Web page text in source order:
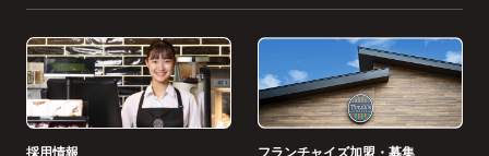
採用情報 フランチャイズ加盟・募集